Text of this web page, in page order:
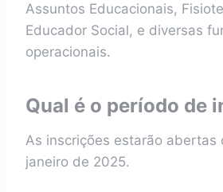
Assuntos Educacionais,
Educador Social, e diversas
operacionais.
Qual é o período de
As inscrições estarão abertas
janeiro de 2025.